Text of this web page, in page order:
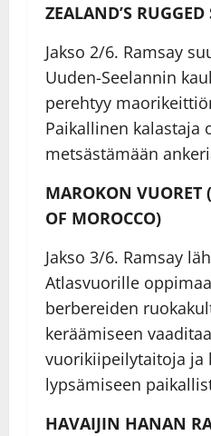
ZEALAND’S
Jakso 2/6. Ramsay
Uuden-Seelannin
perehtyy
Paikallinen kalastaja
metsästämään
MAROKON VUORET
OF MOROCCO)
Jakso 3/6. Ramsay
Atlasvuorille
berbereiden
keräämiseen
vuorikiipeilytaitoja ja
lypsämiseen
HAVAIJIN HANAN